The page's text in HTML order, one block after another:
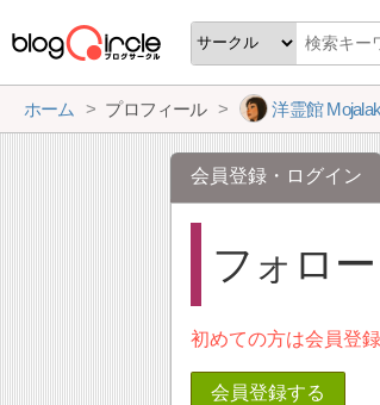
ホーム プロフィール 洋霊館
会員登録・ログイン
フォロ
初めての方は会員登
会員登録する